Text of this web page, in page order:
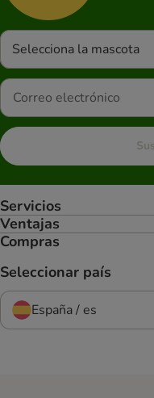
Selecciona la mascota
Servicios
Ventajas
Compras
Seleccionar país
España / es